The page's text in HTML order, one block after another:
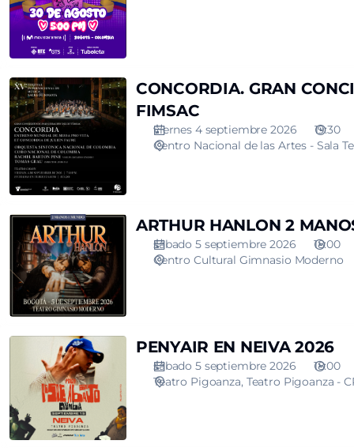
CONCORDIA.
GRAN
CONCIERTO
DE
INAUGURACIÓN
DEL
XV
CONCORDIA. GRAN
FIMSAC
viernes 4 septiembre 2026
19:30
Centro Nacional de las Artes - Sala
ARTHUR
HANLON
MANOS
MUNDO
ARTHUR HANLON 2
sábado 5 septiembre 2026
18:00
Centro Cultural Gimnasio Moderno
NEIVA
PENYAIR EN NEIVA 2026
sábado 5 septiembre 2026
18:00
Teatro Pigoanza Teatro Pigoanza -